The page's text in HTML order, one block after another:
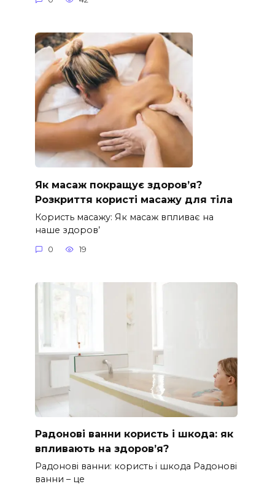
Як масаж покращує здоров’я?
Розкриття користі масажу для тіла
Користь масажу: Як масаж впливає на
наше здоров’
0 19
Радонові ванни користь і шкода: як
впливають на здоров’я?
Радонові ванни: користь і шкода Радонові
ванни – це